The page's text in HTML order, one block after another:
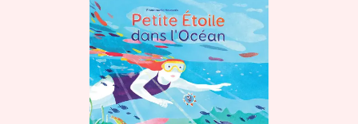
Contes d'ici et d'ailleurs